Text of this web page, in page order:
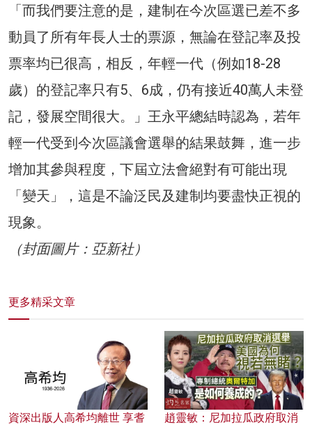
「而我們要注意的是，建制在今次區選已差不多
動員了所有年長人士的票源，無論在登記率及投
票率均已很高，相反，年輕一代（例如18-28
歲）的登記率只有5、6成，仍有接近40萬人未登
記，發展空間很大。」王永平總結時認為，若年
輕一代受到今次區議會選舉的結果鼓舞，進一步
增加其參與程度，下屆立法會絕對有可能出現
「變天」，這是不論泛民及建制均要盡快正視的
現象。
（封面圖片：亞新社）
更多精采文章
資深出版人高希均離世 享耆
趙靈敏：尼加拉瓜政府取消